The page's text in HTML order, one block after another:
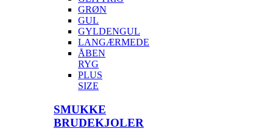
GRØN
GUL
GYLDENGUL
LANGÆRMEDE
ÅBEN
RYG
PLUS
SIZE
SMUKKE
BRUDEKJOLER